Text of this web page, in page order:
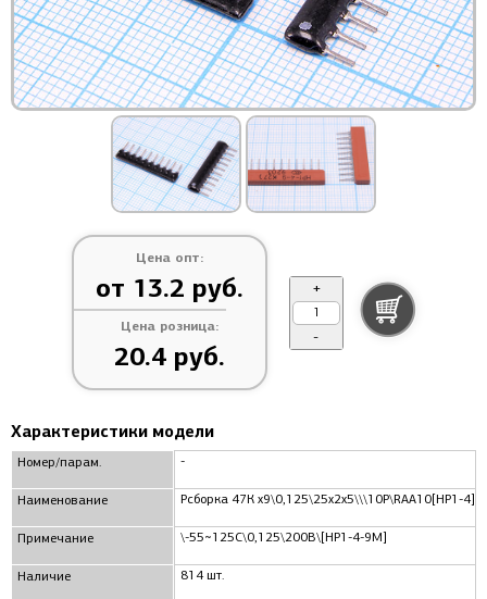
Цена опт:
от 13.2 руб.
Цена розница:
20.4 руб.
+
-
Характеристики модели
Номер/парам.
Наименование
Примечание
Наличие
-
Рсборка 47К x9\0,125\25x2x5\\\10P\RAA10[НР1-4]\
\-55~125C\0,125\200В\[НР1-4-9М]
814 шт.